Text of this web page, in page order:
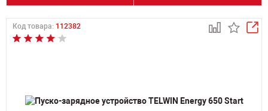
Код товара: 112382